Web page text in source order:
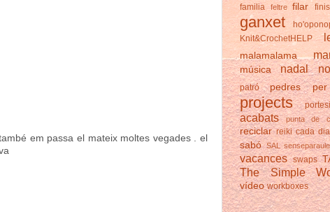
em passa el mateix moltes vegades . el
familia feltre filar
ganxet
Knit&CrochetHELP
malamalama
música nadal
patró pedres
projects
acabats
punta de
reciclar reiki cada dia
sabó SAL
vacances swaps
The Simple
vídeo workboxes